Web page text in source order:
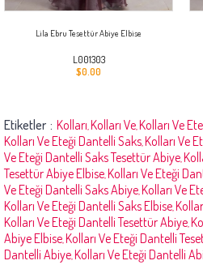
Lila Ebru Tesettür Abiye Elbise
L001303
$0.00
Etiketler Kolları Kolları Ve Kolları Ve
Kolları Ve Eteği Dantelli Saks Kolları Ve
Ve Eteği Dantelli Saks Tesettür Abiye
Tesettür Abiye Elbise Kolları Ve Eteği
Ve Eteği Dantelli Saks Abiye Kolları Ve
Kolları Ve Eteği Dantelli Saks Elbise
Kolları Ve Eteği Dantelli Tesettür Abiye
Abiye Elbise Kolları Ve Eteği Dantelli
Dantelli Abiye Kolları Ve Eteği Dantelli